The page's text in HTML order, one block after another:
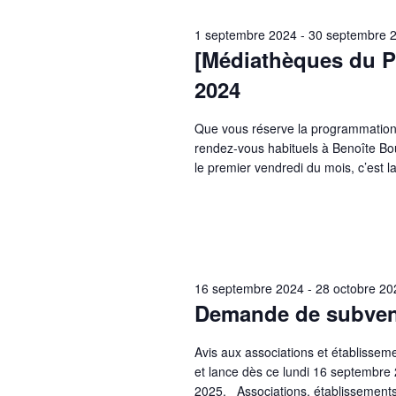
[Médiathèques du
2024
1 septembre 2024- 30 septembre
Que vous réserve la
rendez-vous habituels à Benoîte
le premier vendredi du mois, c’est
Demande de
16 septembre 2024- 28 octobre
Avis aux associations et
et lance dès ce lundi 16
2025. Associations,